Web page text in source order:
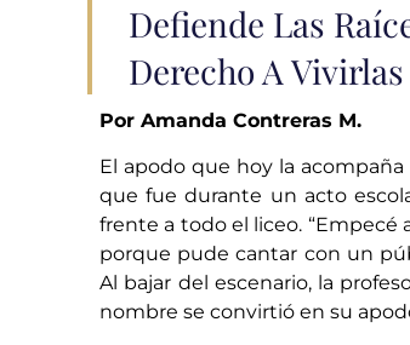
Defiende Las
Derecho A
Por Amanda Contreras M.
El apodo que hoy la
que fue durante un acto
frente a todo el liceo. “Empecé
porque pude cantar con un
Al bajar del escenario, la
nombre se convirtió en su